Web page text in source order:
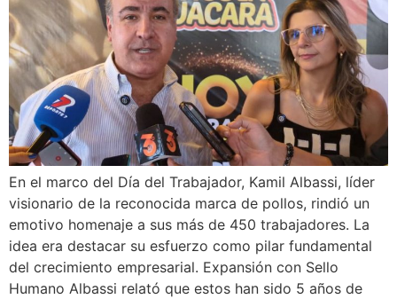
En el marco del Día del Trabajador, Kamil Albassi, líder
visionario de la reconocida marca de pollos, rindió un
emotivo homenaje a sus más de 450 trabajadores. La
idea era destacar su esfuerzo como pilar fundamental
del crecimiento empresarial. Expansión con Sello
Humano Albassi relató que estos han sido 5 años de